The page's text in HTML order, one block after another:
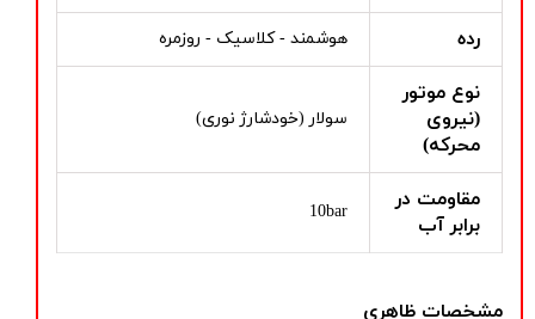
رده هوشمند - کلاسیک - روزمره
نوع موتور
(نیروی
محرکه)
سولار (خودشارژ نوری)
مقاومت در
برابر آب
10bar
مشخصات ظاهری